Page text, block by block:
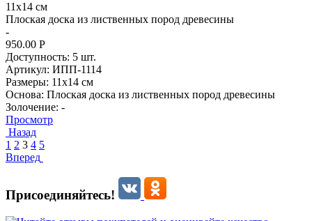
11х14 см
Плоская доска из лиственных пород древесины
-
950.00 Р
Доступность: 5 шт.
Артикул: ИПП-1114
Размеры: 11х14 см
Основа: Плоская доска из лиственных пород древесины
Золочение: -
Просмотр
Назад
1 2 3 4 5
Вперед
Присоединяйтесь!